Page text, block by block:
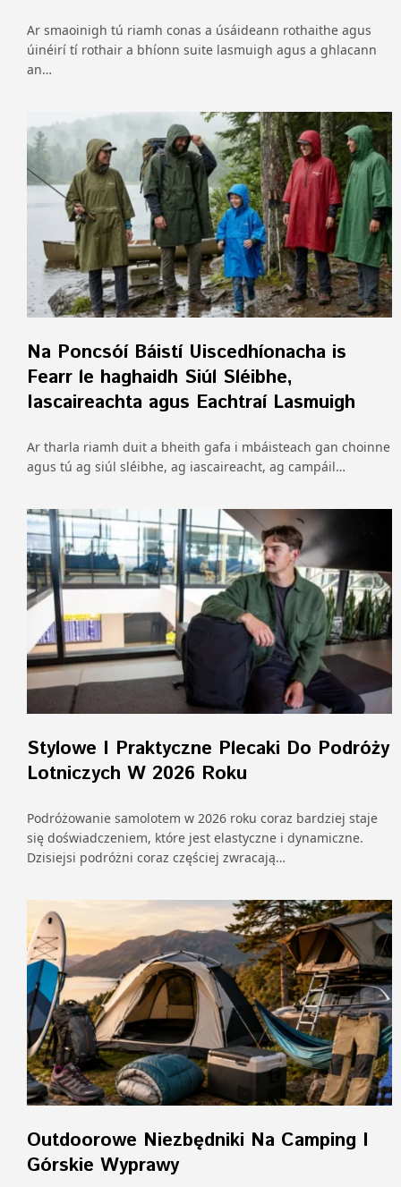
Ar smaoinigh tú riamh conas a úsáideann rothaithe agus
úinéirí tí rothair a bhíonn suite lasmuigh agus a ghlacann
an…
Na Poncsóí Báistí Uiscedhíonacha is
Fearr le haghaidh Siúl Sléibhe,
Iascaireachta agus Eachtraí Lasmuigh
Ar tharla riamh duit a bheith gafa i mbáisteach gan choinne
agus tú ag siúl sléibhe, ag iascaireacht, ag campáil…
Stylowe I Praktyczne Plecaki Do Podróży
Lotniczych W 2026 Roku
Podróżowanie samolotem w 2026 roku coraz bardziej staje
się doświadczeniem, które jest elastyczne i dynamiczne.
Dzisiejsi podróżni coraz częściej zwracają…
Outdoorowe Niezbędniki Na Camping I
Górskie Wyprawy